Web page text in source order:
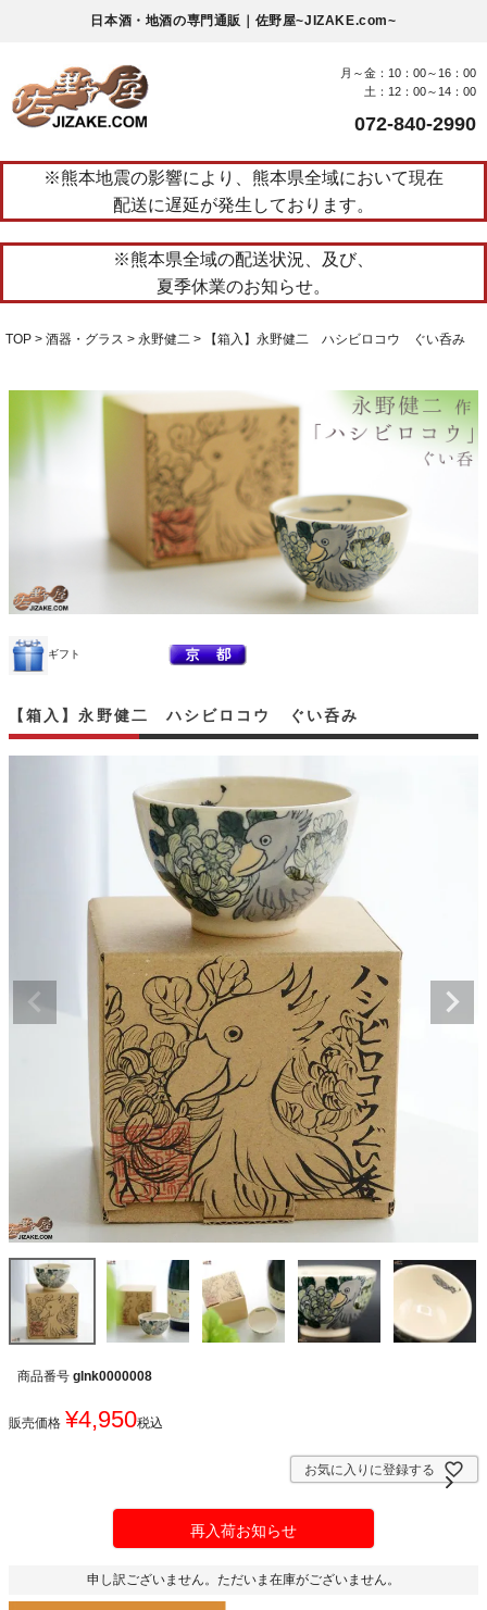
日本酒・地酒の専門通販｜佐野屋~JIZAKE.com~
月～金：10：00～16：00
土：12：00～14：00
072-840-2990
※熊本地震の影響により、熊本県全域において現在
配送に遅延が発生しております。
※熊本県全域の配送状況、及び、
夏季休業のお知らせ。
TOP 酒器・グラス 永野健二 【箱入】永野健二 ハシビロコウ ぐい呑み
ギフト
【箱入】永野健二 ハシビロコウ ぐい呑み
商品番号 glnk0000008
販売価格 ¥4,950税込
お気に入りに登録する
再入荷お知らせ
申し訳ございません。ただいま在庫がございません。